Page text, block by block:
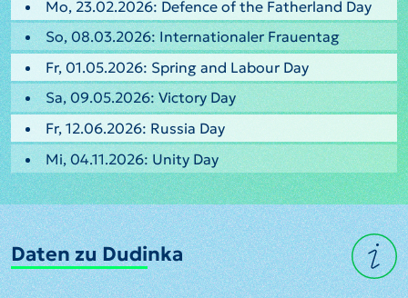
Mo, 23.02.2026: Defence of the Fatherland Day
So, 08.03.2026: Internationaler Frauentag
Fr, 01.05.2026: Spring and Labour Day
Sa, 09.05.2026: Victory Day
Fr, 12.06.2026: Russia Day
Mi, 04.11.2026: Unity Day
Daten zu Dudinka